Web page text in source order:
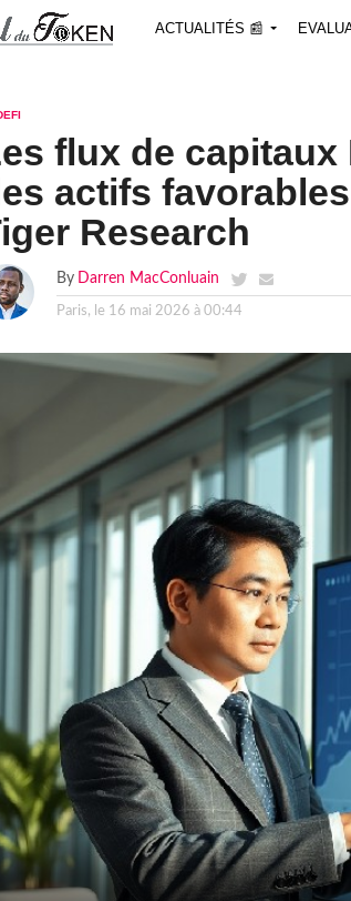
ACTUALITÉS 📰
flux de capitaux
actifs
Research
By Darren MacConluain
Paris, le 16 mai 2026 à 00:44